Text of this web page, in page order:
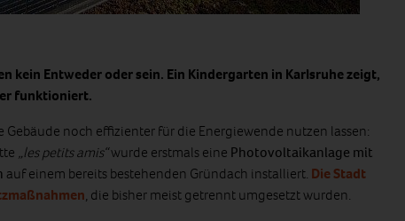
kein Entweder oder sein. Ein Kindergarten in Karlsruhe zeigt,
funktioniert.
Gebäude noch effizienter für die Energiewende nutzen lassen:
„les petits amis“wurde erstmals eine Photovoltaikanlage mit
auf einem bereits bestehenden Gründach installiert. Die Stadt
, die bisher meist getrennt umgesetzt wurden.